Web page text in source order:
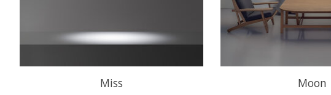
Miss
Moon